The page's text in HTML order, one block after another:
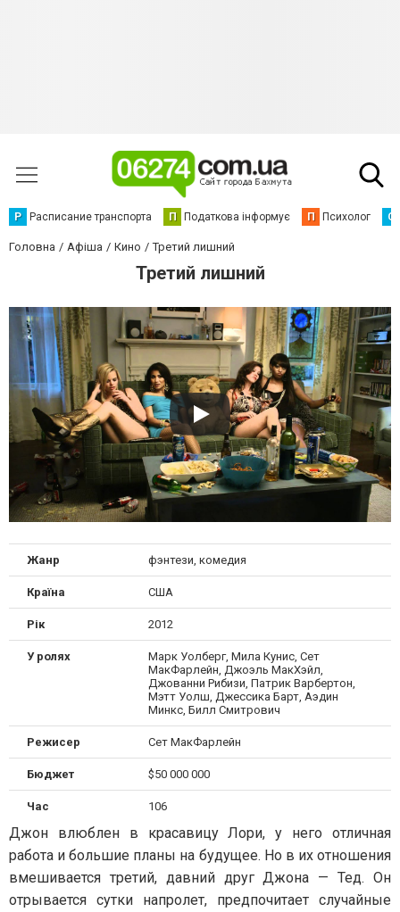
Р Расписание транспорта П Податкова інформує П Психолог С
Головна Афіша Кино Третий лишний
Третий лишний
Жанр фэнтези, комедия
Країна США
Рік 2012
У ролях
Марк Уолберг, Мила Кунис, Сет
МакФарлейн, Джоэль МакХэйл,
Джованни Рибизи, Патрик Варбертон,
Мэтт Уолш, Джессика Барт, Аэдин
Минкс, Билл Смитрович
Режисер Сет МакФарлейн
Бюджет $50 000 000
Час 106
Джон влюблен в красавицу Лори, у него отличная
работа и большие планы на будущее. Но в их отношения
вмешивается третий, давний друг Джона — Тед. Он
отрывается сутки напролет, предпочитает случайные